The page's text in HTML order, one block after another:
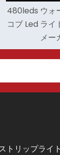
高効率の
Led ライト
トリップライ